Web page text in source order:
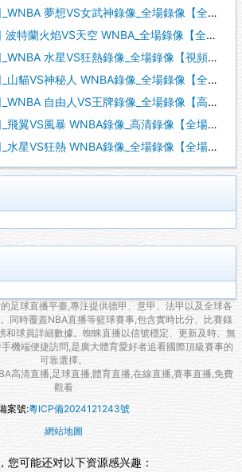
夢想VS女武神錄像_全場錄像【全場回放】
蘭火焰VS天空 WNBA_全場錄像【全場回放】
水星VS狂熱錄像_全場錄像【視頻集錦】
VS神秘人 WNBA錄像_全場錄像【全場回放】
自由人VS王牌錄像_全場錄像【高清回放】
翼VS風暴 WNBA錄像_高清錄像【全場回放】
星VS狂熱 WNBA錄像_全場錄像【全場回放】
球直播平臺,專注提供德甲、意甲、法甲以及全球各
時覆蓋NBA直播等籃球賽事,包含實時比分、比賽錄
榜和球員詳細數據。蜘蛛直播以信號穩定、更新及時、無
機端便捷訪問,是廣大體育愛好者追看國際頂級賽事的
可靠選擇。
高清直播,足球直播,體育直播,在線直播,賽事直播,免費
觀看
案號:粵ICP備2024121243號
網站地圖
您可能还对以下资源感兴趣：